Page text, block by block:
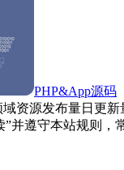
PHP&App源码
资源发布量日更
并遵守本站规则，